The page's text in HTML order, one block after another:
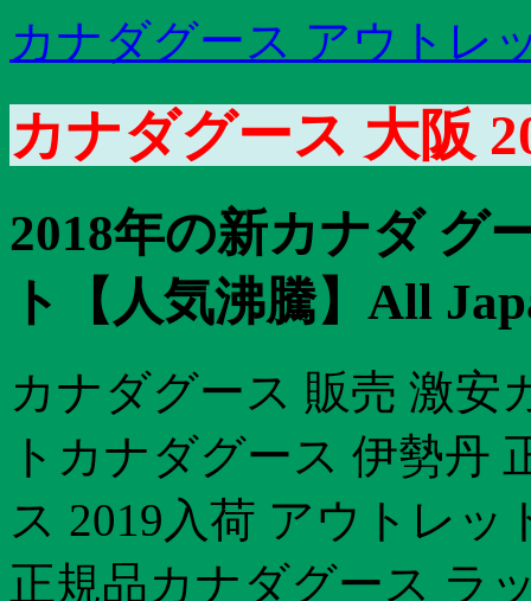
カナダグース アウトレ
カナダグース 大阪
2018年の新カナダ グ
ト【人気沸騰】All
カナダグース 販売 激安
トカナダグース 伊勢丹
ス 2019入荷 アウトレ
正規品カナダグース ラ